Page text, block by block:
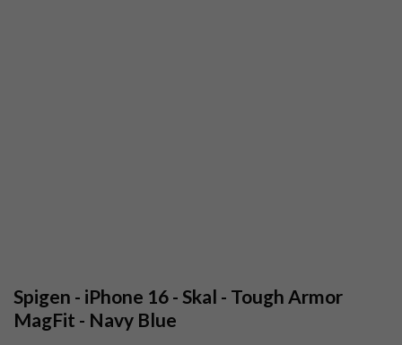
Spigen - iPhone 16 - Skal - Tough Armor
MagFit - Navy Blue